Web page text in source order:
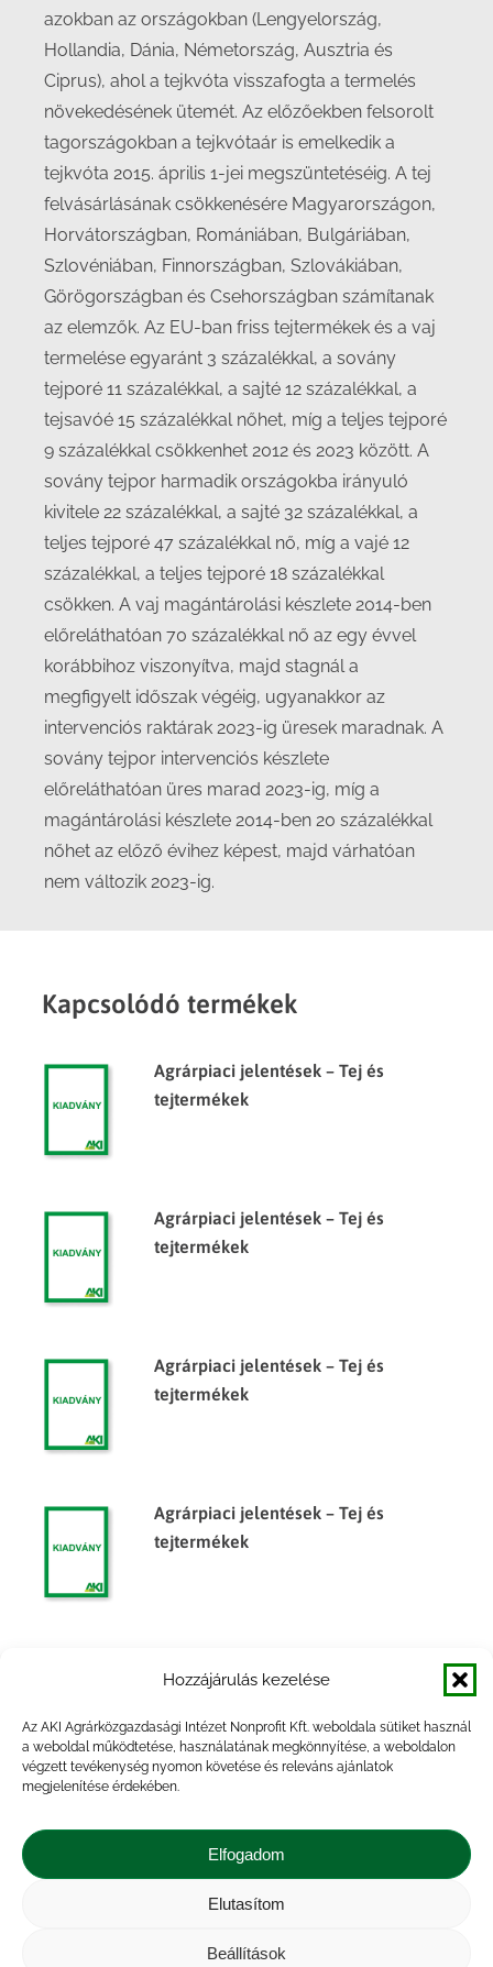
Hozzájárulás kezelése
Az AKI Agrárközgazdasági Intézet Nonprofit Kft. weboldala sütiket használ
a weboldal működtetése, használatának megkönnyítése, a weboldalon
végzett tevékenység nyomon követése és releváns ajánlatok
megjelenítése érdekében.
Elfogadom
Elutasítom
Beállítások
azokban az országokban (Lengyelország,
Hollandia, Dánia, Németország, Ausztria és
Ciprus), ahol a tejkvóta visszafogta a termelés
növekedésének ütemét. Az előzőekben felsorolt
tagországokban a tejkvótaár is emelkedik a
tejkvóta 2015. április 1-jei megszüntetéséig. A tej
felvásárlásának csökkenésére Magyarországon,
Horvátországban, Romániában, Bulgáriában,
Szlovéniában, Finnországban, Szlovákiában,
Görögországban és Csehországban számítanak
az elemzők. Az EU-ban friss tejtermékek és a vaj
termelése egyaránt 3 százalékkal, a sovány
tejporé 11 százalékkal, a sajté 12 százalékkal, a
tejsavóé 15 százalékkal nőhet, míg a teljes tejporé
9 százalékkal csökkenhet 2012 és 2023 között. A
sovány tejpor harmadik országokba irányuló
kivitele 22 százalékkal, a sajté 32 százalékkal, a
teljes tejporé 47 százalékkal nő, míg a vajé 12
százalékkal, a teljes tejporé 18 százalékkal
csökken. A vaj magántárolási készlete 2014-ben
előreláthatóan 70 százalékkal nő az egy évvel
korábbihoz viszonyítva, majd stagnál a
megfigyelt időszak végéig, ugyanakkor az
intervenciós raktárak 2023-ig üresek maradnak. A
sovány tejpor intervenciós készlete
előreláthatóan üres marad 2023-ig, míg a
magántárolási készlete 2014-ben 20 százalékkal
nőhet az előző évihez képest, majd várhatóan
nem változik 2023-ig.
Kapcsolódó termékek
Agrárpiaci jelentések – Tej és
tejtermékek
Agrárpiaci jelentések – Tej és
tejtermékek
Agrárpiaci jelentések – Tej és
tejtermékek
Agrárpiaci jelentések – Tej és
tejtermékek
tejtermékek
tejtermékek